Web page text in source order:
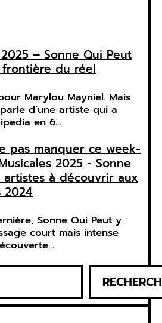
– Sonne Qui Peut
du réel
Marylou Mayniel. Mais
d’une artiste qui a
en 6…
pas manquer ce week-
2025 - Sonne
artistes à découvrir aux
2024
Sonne Qui Peut y
court mais intense